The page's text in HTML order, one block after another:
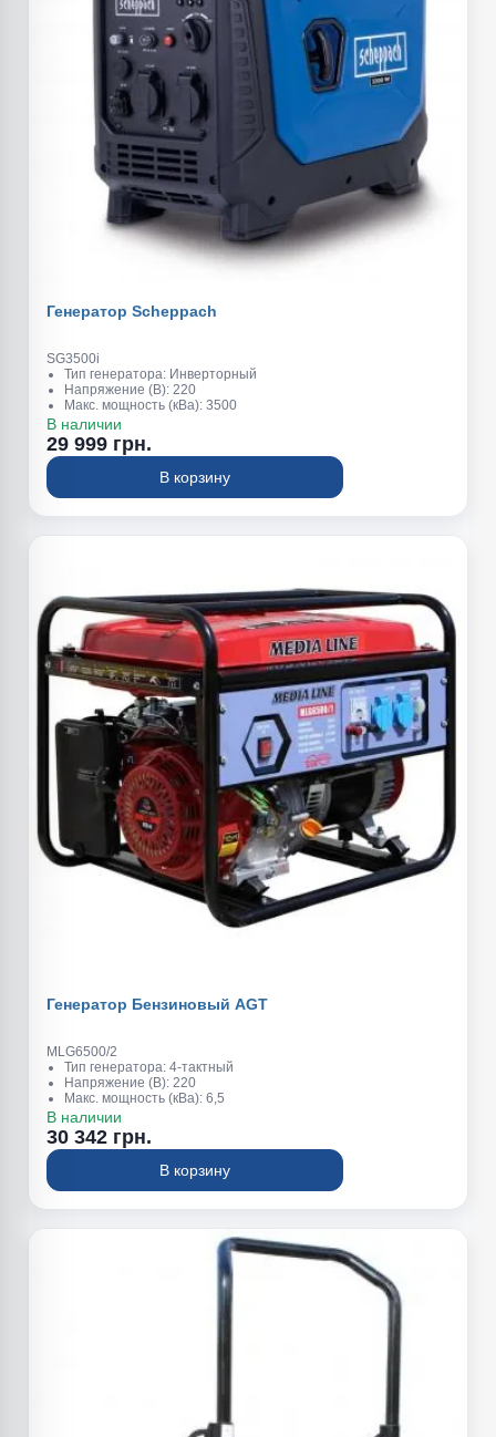
Генератор Scheppach
SG3500i
Тип генератора: Инверторный
Напряжение (В): 220
Макс. мощность (кВа): 3500
Обьем топливного бака (л): 6,3
Обьем масляного картера (л): 0,4
Вес (кг): 22,5
В наличии
29 999 грн.
В корзину
Генератор Бензиновый AGT
MLG6500/2
Тип генератора: 4-тактный
Напряжение (В): 220
Макс. мощность (кВа): 6,5
Обьем топливного бака (л): 25
Вес (кг): 89
Номинальная мощность (квт): 6,0
В наличии
30 342 грн.
В корзину